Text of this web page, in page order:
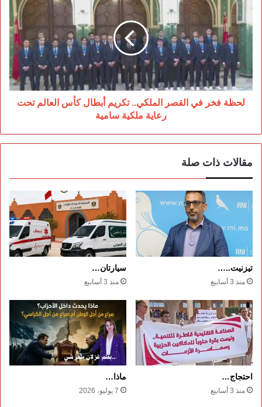
في
القصر
الملكي..
تكريم
أبطال
كأس
العالم
تحت
سامية
لحظة فخر في القصر الملكي.. تكريم أبطال كأس العالم تحت
رعاية ملكية سامية
مقالات ذات صلة
تيزنيت..…
منذ 3 أسابيع
سيارتان…
منذ 3 أسابيع
احتجاج…
منذ 3 أسابيع
ماذا…
7 يوليو، 2026